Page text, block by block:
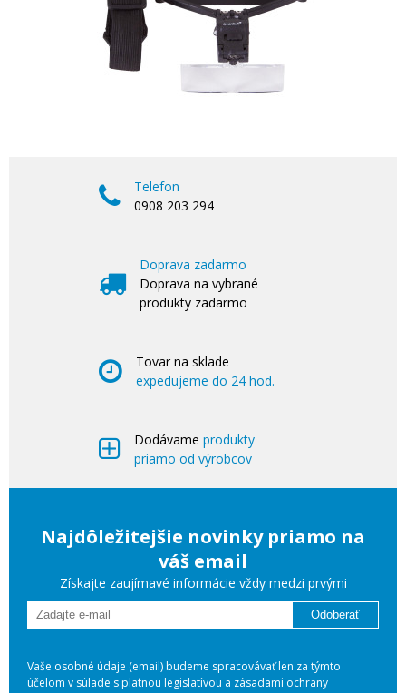
Telefon
0908 203 294
Doprava zadarmo
Doprava na vybrané
produkty zadarmo
Tovar na sklade
expedujeme do 24 hod.
Dodávame produkty
priamo od výrobcov
Najdôležitejšie novinky priamo na
váš email
Získajte zaujímavé informácie vždy medzi prvými
Odoberať
Vaše osobné údaje (email) budeme spracovávať len za týmto
účelom v súlade s platnou legislatívou a zásadami ochrany